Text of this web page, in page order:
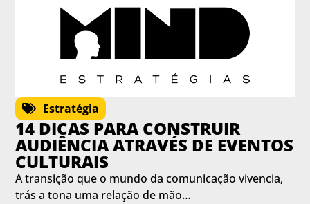
Estratégia
14 DICAS PARA CONSTRUIR
AUDIÊNCIA ATRAVÉS DE EVENTOS
CULTURAIS
A transição que o mundo da comunicação vivencia,
trás a tona uma relação de mão…